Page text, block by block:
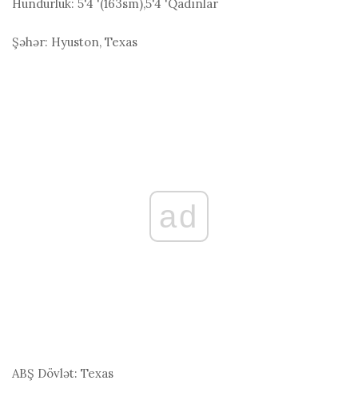
Hündürlük: 5'4 '(163sm),5'4 'Qadınlar
Şəhər: Hyuston, Texas
ad
ABŞ Dövlət: Texas